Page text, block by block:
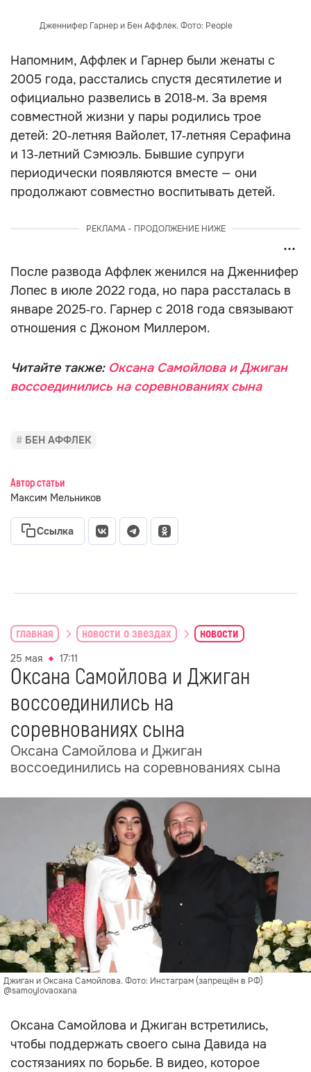
Дженнифер Гарнер и Бен Аффлек. Фото: People
Напомним, Аффлек и Гарнер были женаты с
2005 года, расстались спустя десятилетие и
официально развелись в 2018‑м. За время
совместной жизни у пары родились трое
детей: 20‑летняя Вайолет, 17‑летняя Серафина
и 13‑летний Сэмюэль. Бывшие супруги
периодически появляются вместе — они
продолжают совместно воспитывать детей.
РЕКЛАМА - ПРОДОЛЖЕНИЕ НИЖЕ
После развода Аффлек женился на Дженнифер
Лопес в июле 2022 года, но пара рассталась в
январе 2025‑го. Гарнер с 2018 года связывают
отношения с Джоном Миллером.
Читайте также: Оксана Самойлова и Джиган
воссоединились на соревнованиях сына
БЕН АФФЛЕК
Автор статьи
Максим Мельников
Ссылка
главная новости о звездах новости
25 мая 17:11
Оксана Самойлова и Джиган
воссоединились на
соревнованиях сына
Оксана Самойлова и Джиган
воссоединились на соревнованиях сына
Джиган и Оксана Самойлова. Фото: Инстаграм (запрещён в РФ)
@samoylovaoxana
Оксана Самойлова и Джиган встретились,
чтобы поддержать своего сына Давида на
состязаниях по борьбе. В видео, которое